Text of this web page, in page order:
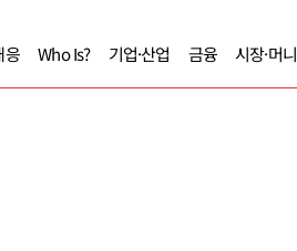
응 Who Is? 기업·산업 금융 시장·머니